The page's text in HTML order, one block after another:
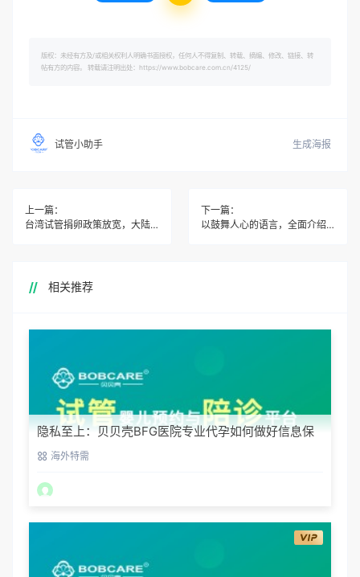
版权：未经有方及/或相关权利人明确书面授权，任何人不得复制、转载、摘编、修改、链接、转
帖有方的内容。 转载请注明出处：https://www.bobcare.com.cn/4125/
试管小助手 生成海报
上一篇：
台湾试管捐卵政策放宽，大陆人如何把握机遇？
下一篇：
以鼓舞人心的语言，全面介绍香港冻卵政策法规，鼓励人们追求生育梦想。
相关推荐
隐私至上：贝贝壳BFG医院专业代孕如何做好信息保
密？海外特需